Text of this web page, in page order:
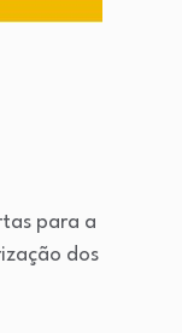
para a
dos